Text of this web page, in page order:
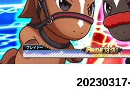
牧場婚活
DEAD OR ALIVE XVV
パズル/クイズ
ノベル